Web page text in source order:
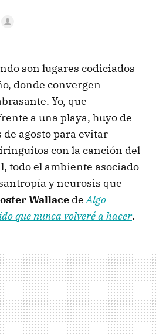
son lugares codiciados
donde convergen
Yo, que
a una playa, huyo de
de agosto para evitar
con la canción del
todo el ambiente asociado
y neurosis que
Wallace deAlgo
que nunca volveré a hacer.